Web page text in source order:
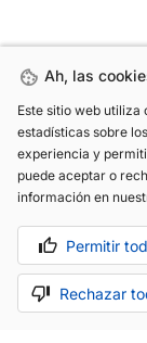
Ah, las
Este sitio web
estadísticas sobre
experiencia y
puede aceptar o
información en
Permitir
Rechazar
Ah, las
Este sitio web
estadísticas sobre
experiencia y
puede aceptar o
información en
Permitir
Rechazar
Aviso legal